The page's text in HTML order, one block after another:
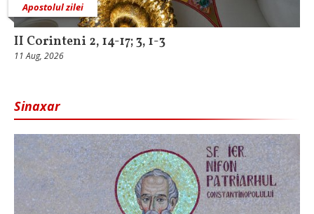
Apostolul zilei
II Corinteni 2, 14-17; 3, 1-3
11 Aug, 2026
Sinaxar